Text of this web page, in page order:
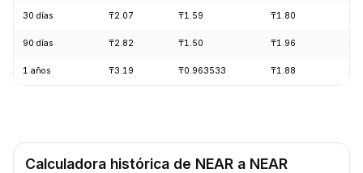
30 días ₸2.07 ₸1.59 ₸1.80 -
90 días ₸2.82 ₸1.50 ₸1.96 -
1 años ₸3.19 ₸0.963533 ₸1.88 -
Calculadora histórica de NEAR a NEAR